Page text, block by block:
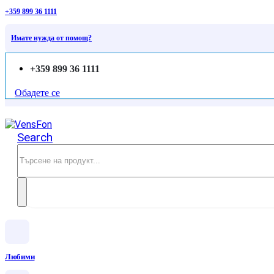
+359 899 36 1111
Имате нужда от помощ?
+359 899 36 1111
Обадете се
Search
Любими